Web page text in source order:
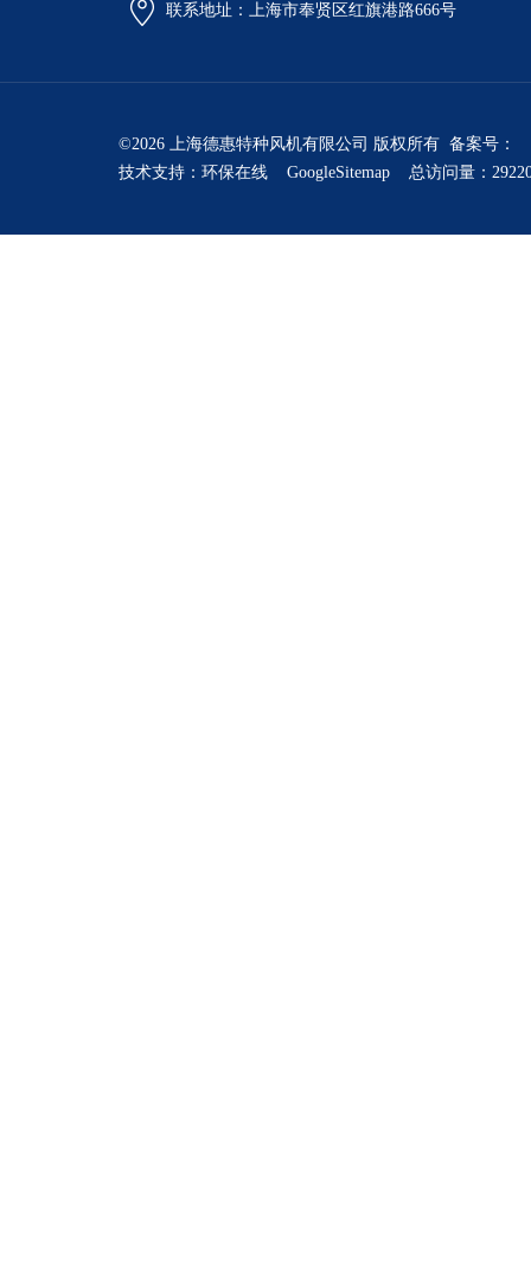
联系地址：上海市奉贤区红旗港路666号
©2026 上海德惠特种风机有限公司 版权所有 备案号：
技术支持： 环保在线 GoogleSitemap 总访问量：